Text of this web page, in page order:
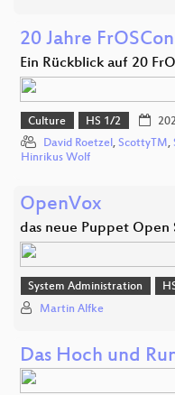
20 Jahre FrOSCon
Ein Rückblick auf 20
Culture HS 1/2
David Roetzel, ScottyTM,
Hinrikus Wolf
OpenVox
das neue Puppet Open
System Administration
Martin Alfke
Das Hoch und